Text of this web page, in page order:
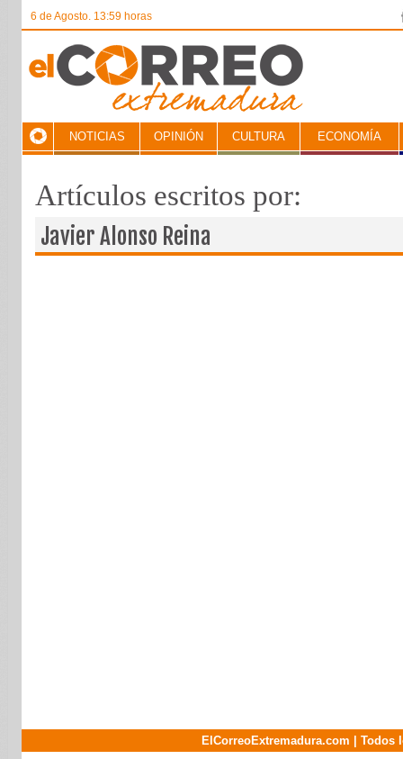
6 de Agosto. 13:59 horas
NOTICIAS OPINIÓN CULTURA ECONOMÍA
Artículos escritos por:
Javier Alonso Reina
ElCorreoExtremadura.com |